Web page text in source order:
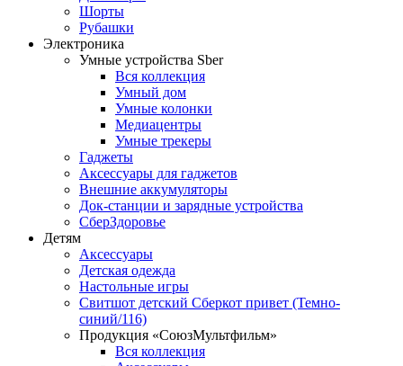
Шорты
Рубашки
Электроника
Умные устройства Sber
Вся коллекция
Умный дом
Умные колонки
Медиацентры
Умные трекеры
Гаджеты
Аксессуары для гаджетов
Внешние аккумуляторы
Док-станции и зарядные устройства
СберЗдоровье
Детям
Аксессуары
Детская одежда
Настольные игры
Свитшот детский Сберкот привет (Темно-
синий/116)
Продукция «СоюзМультфильм»
Вся коллекция